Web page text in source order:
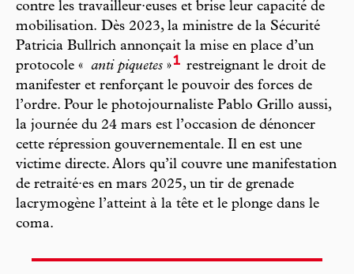
contre les travailleur·euses et brise leur capacité de
mobilisation. Dès 2023, la ministre de la Sécurité
Patricia Bullrich annonçait la mise en place d’un
protocole « anti piquetes »1 restreignant le droit de
manifester et renforçant le pouvoir des forces de
l’ordre. Pour le photojournaliste Pablo Grillo aussi,
la journée du 24 mars est l’occasion de dénoncer
cette répression gouvernementale. Il en est une
victime directe. Alors qu’il couvre une manifestation
de retraité·es en mars 2025, un tir de grenade
lacrymogène l’atteint à la tête et le plonge dans le
coma.